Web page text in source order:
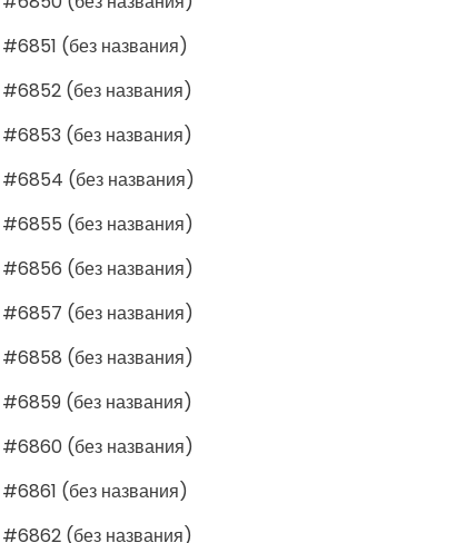
#6851 (без названия)
#6852 (без названия)
#6853 (без названия)
#6854 (без названия)
#6855 (без названия)
#6856 (без названия)
#6857 (без названия)
#6858 (без названия)
#6859 (без названия)
#6860 (без названия)
#6861 (без названия)
#6862 (без названия)